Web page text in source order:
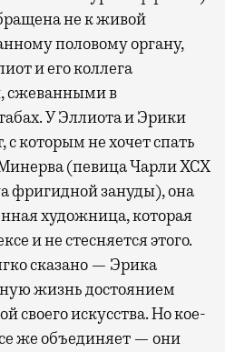
не к живой
половому органу,
и его коллега
сжеванными в
У Эллиота и Эрики
с которым не хочет спать
(певица Чарли XCX
фригидной зануды), она
художница, которая
и не стесняется этого.
сказано — Эрика
жизнь достоянием
своего искусства. Но кое-
же объединяет — они